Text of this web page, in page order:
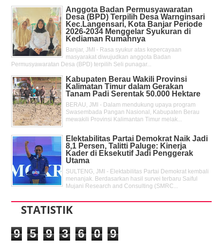
Anggota Badan Permusyawaratan
Desa (BPD) Terpilih Desa Warnginsari
Kec.Langensari, Kota Banjar Periode
2026-2034 Menggelar Syukuran di
Kediaman Rumahnya
Banjar, JMI - Rasa syukur atas kepercayaan
masyarakat diwujudkan anggota Badan
Permusyawaratan Desa (BPD) terpilih Seli punagar...
Kabupaten Berau Wakili Provinsi
Kalimatan Timur dalam Gerakan
Tanam Padi Serentak 50.000 Hektare
BERAU, JMI - Dalam mendukung upaya program
Swasembada Pangan Nasional, Kabupaten Berau
mewakili Provinsi Kalimantan Timur melak...
Elektabilitas Partai Demokrat Naik Jadi
8,1 Persen, Talitti Paluge: Kinerja
Kader di Eksekutif Jadi Penggerak
Utama
SULTENG, JMI - Elektabilitas Partai Demokrat kembali
menanjak. Berdasarkan hasil survei terbaru Saiful
Mujani Research and Consulting (SMRC...
STATISTIK
9 5 9 3 6 0 9